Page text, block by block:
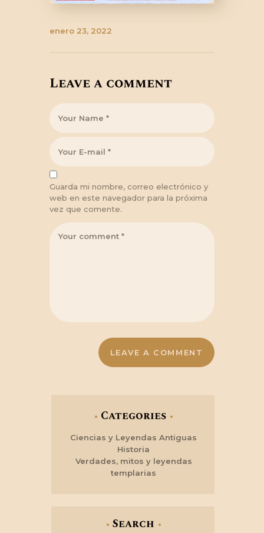
enero 23, 2022
Leave a comment
Guarda mi nombre, correo electrónico y
web en este navegador para la próxima
vez que comente.
Categories
Ciencias y Leyendas Antiguas
Historia
Verdades, mitos y leyendas
templarias
Search